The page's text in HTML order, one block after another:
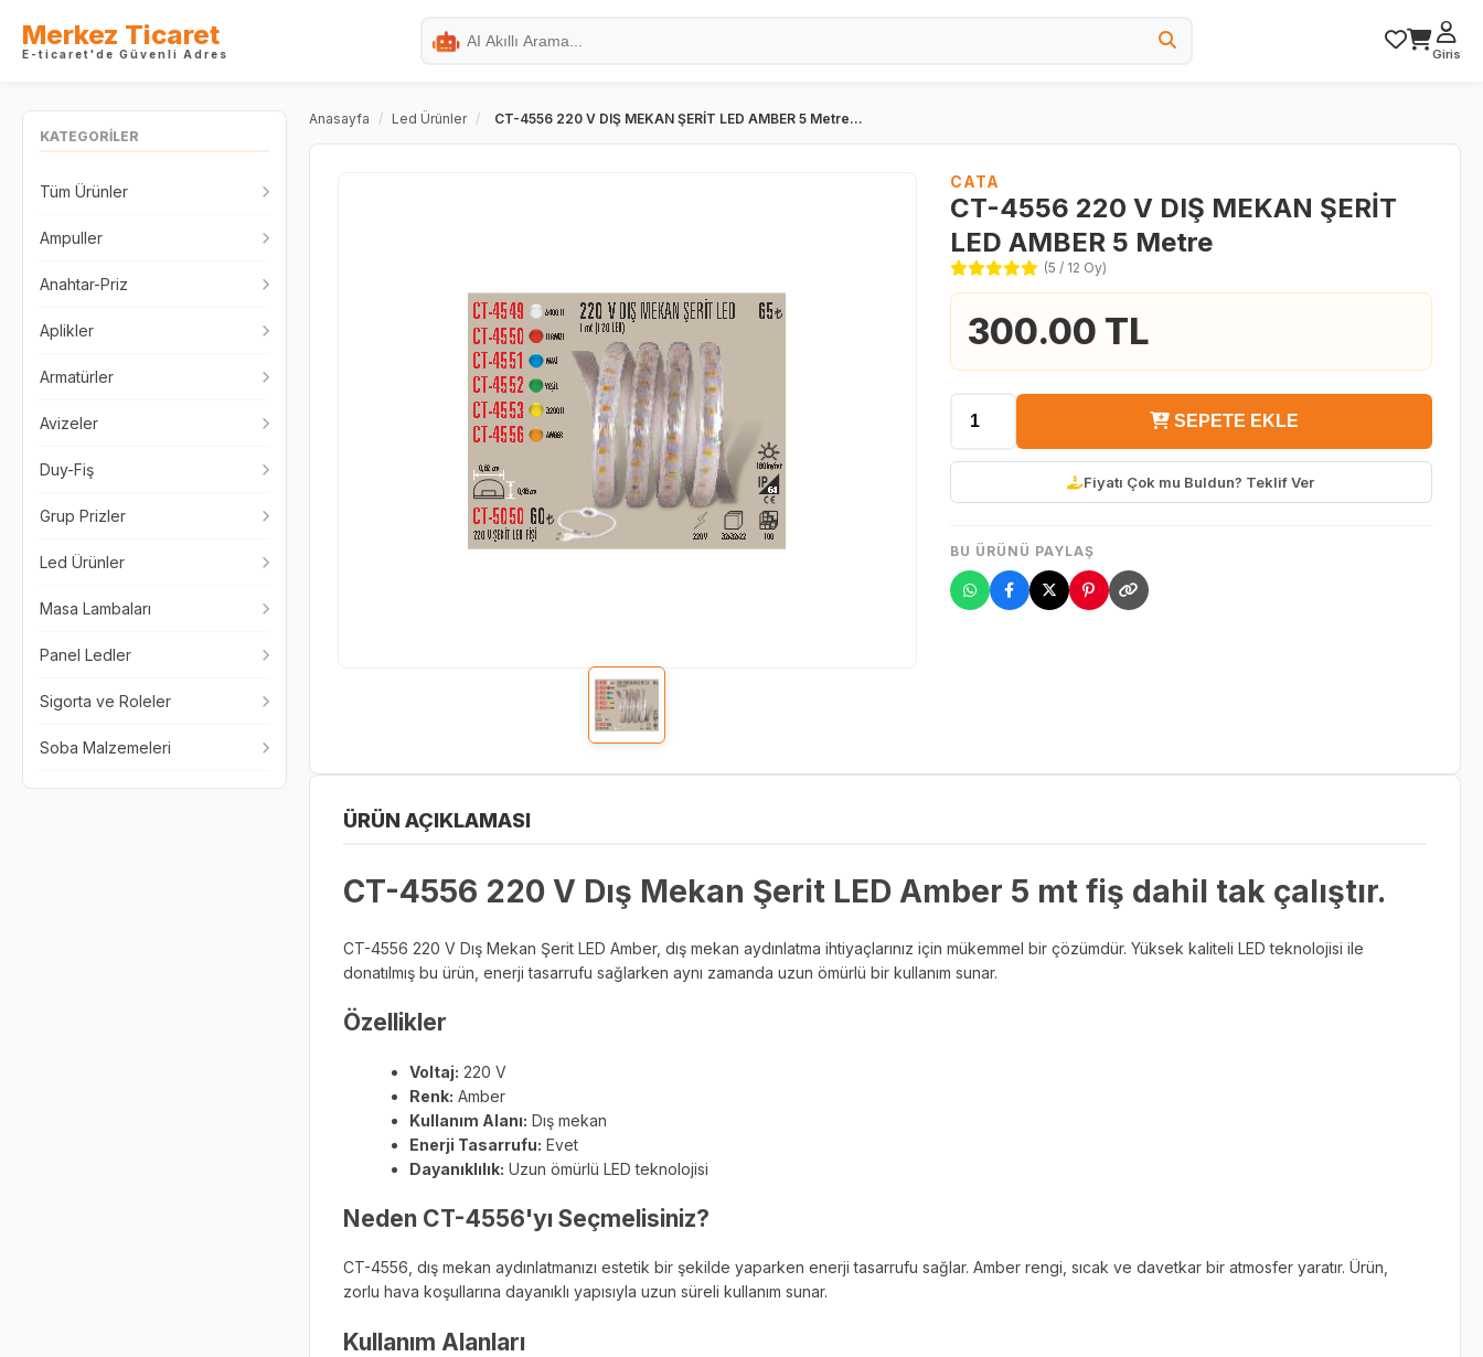
Merkez Ticaret
E-ticaret'de Güvenli Adres Giris
KATEGORİLER
Tüm Ürünler
Ampuller
Anahtar-Priz
Aplikler
Armatürler
Avizeler
Duy-Fiş
Grup Prizler
Led Ürünler
Masa Lambaları
Panel Ledler
Sigorta ve Roleler
Soba Malzemeleri
Anasayfa / Led Ürünler / CT-4556 220 V DIŞ MEKAN ŞERİT LED AMBER 5 Metre...
CATA
CT-4556 220 V DIŞ MEKAN ŞERİT
LED AMBER 5 Metre
(5 / 12 Oy)
300.00 TL
SEPETE EKLE
Fiyatı Çok mu Buldun? Teklif Ver
BU ÜRÜNÜ PAYLAŞ
ÜRÜN AÇIKLAMASI
CT-4556 220 V Dış Mekan Şerit LED Amber 5 mt fiş dahil tak çalıştır.
CT-4556 220 V Dış Mekan Şerit LED Amber, dış mekan aydınlatma ihtiyaçlarınız için mükemmel bir çözümdür. Yüksek kaliteli LED teknolojisi ile
donatılmış bu ürün, enerji tasarrufu sağlarken aynı zamanda uzun ömürlü bir kullanım sunar.
Özellikler
Voltaj: 220 V
Renk: Amber
Kullanım Alanı: Dış mekan
Enerji Tasarrufu: Evet
Dayanıklılık: Uzun ömürlü LED teknolojisi
Neden CT-4556'yı Seçmelisiniz?
CT-4556, dış mekan aydınlatmanızı estetik bir şekilde yaparken enerji tasarrufu sağlar. Amber rengi, sıcak ve davetkar bir atmosfer yaratır. Ürün,
zorlu hava koşullarına dayanıklı yapısıyla uzun süreli kullanım sunar.
Kullanım Alanları